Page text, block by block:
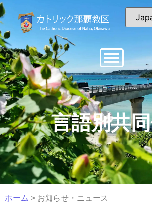
言語別共
ホーム > お知らせ・ニュース